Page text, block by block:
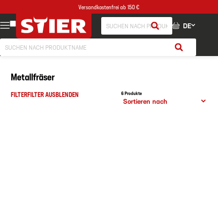
Versandkostenfrei ab 150 €
DE
FILTERFILTER AUSBLENDEN
Metallfräser
6 Produkte